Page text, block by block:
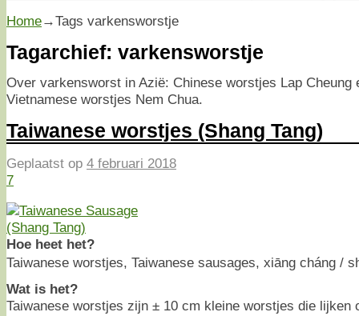
Home→Tags varkensworstje
Tagarchief: varkensworstje
Over varkensworst in Azië: Chinese worstjes Lap Cheung
Vietnamese worstjes Nem Chua.
Taiwanese worstjes (Shang Tang)
Geplaatst op 4 februari 2018
7
Hoe heet het?
Taiwanese worstjes, Taiwanese sausages, xiāng cháng /
Wat is het?
Taiwanese worstjes zijn ± 10 cm kleine worstjes die lijken